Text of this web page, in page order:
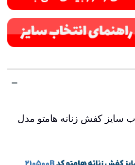
سایز کفش زنانه هامتو مدل